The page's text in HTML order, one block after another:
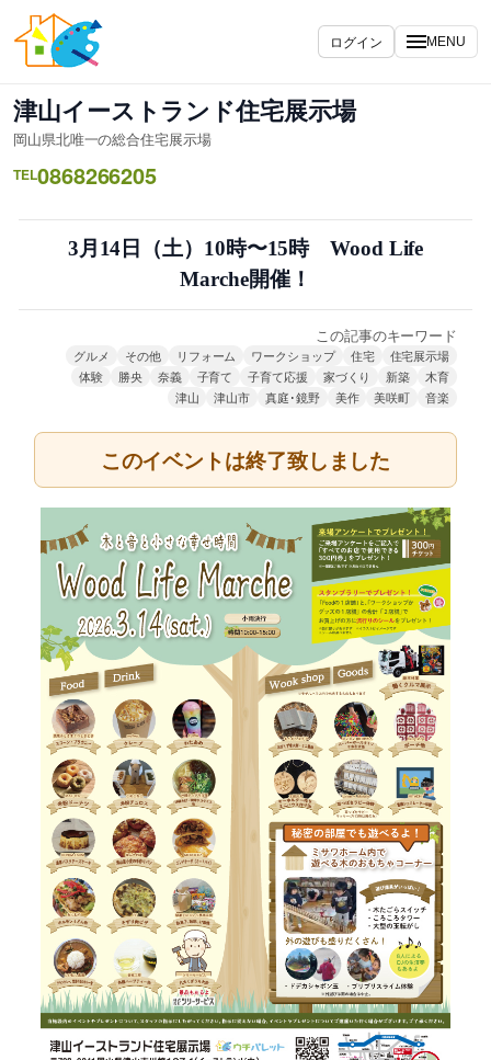
容
ス
キ
ッ
プ
ログイン MENU
津山イーストランド住宅展示場
岡山県北唯一の総合住宅展示場
TEL0868266205
3月14日（土）10時〜15時 Wood Life
Marche開催！
この記事のキーワード
グルメ その他 リフォーム ワークショップ 住宅
住宅展示場
体験
勝央 奈義 子育て 子育て応援 家づくり 新築
木育
津山
津山市 真庭･鏡野 美作 美咲町 音楽
このイベントは終了致しました